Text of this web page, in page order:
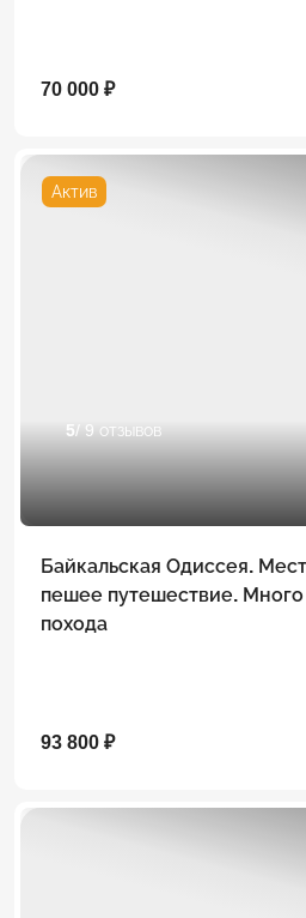
70 000 ₽
Актив
5/ 9 отзывов
Байкальская Одиссея.
пешее путешествие. Много
похода
93 800 ₽